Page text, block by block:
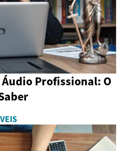
Profissional: O